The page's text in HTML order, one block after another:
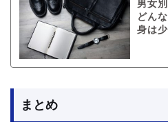
男女
どん
身は少
まとめ